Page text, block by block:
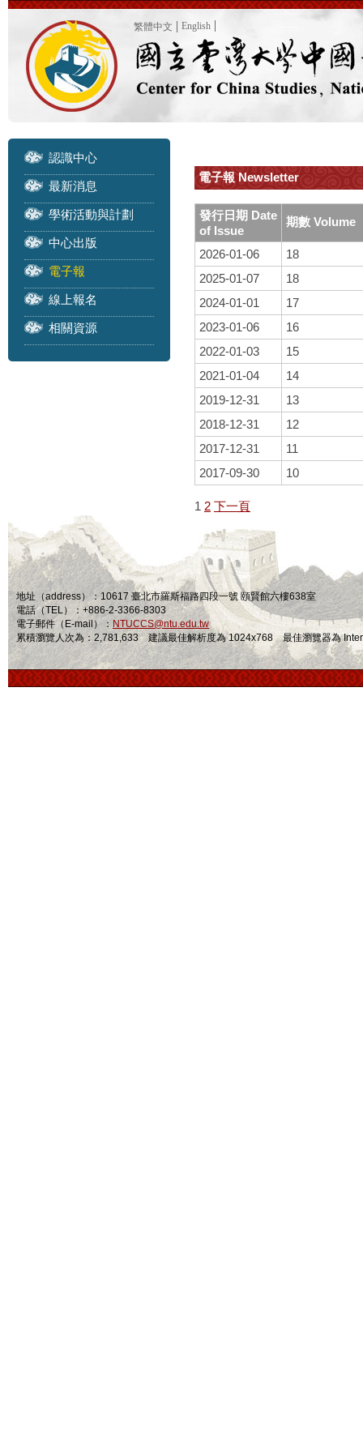
繁體中文 English
認識中心
最新消息
學術活動與計劃
中心出版
電子報
線上報名
相關資源
電子報 Newsletter
發行日期 Date
of Issue
期數 Volume
2026-01-06
18
2025-01-07
18
2024-01-01
17
2023-01-06
16
2022-01-03
15
2021-01-04
14
2019-12-31
13
2018-12-31
12
2017-12-31
11
2017-09-30
10
1 2 下一頁
地址（address）：10617 臺北市羅斯福路四段一號 頤賢館六樓638室
電話（TEL）：+886-2-3366-8303
電子郵件（E-mail）： NTUCCS@ntu.edu.tw
累積瀏覽人次為：2,781,633 建議最佳解析度為 1024x768 最佳瀏覽器為